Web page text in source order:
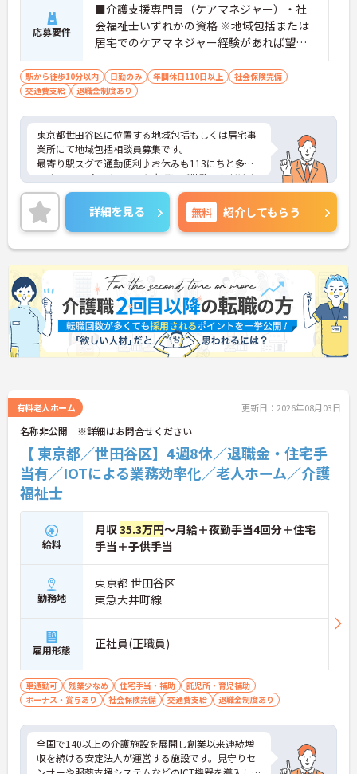
応募要件
■介護支援専門員（ケアマネジャー）・社
会福祉士いずれかの資格 ※地域包括または
居宅でのケアマネジャー経験があれば望ま
しい
駅から徒歩10分以内 日勤のみ 年間休日110日以上
社会保険完備
交通費支給
退職金制度あり
東京都世田谷区に位置する地域包括もしくは居宅事
業所にて地域包括相談員募集です。
最寄り駅スグで通勤便利♪お休みも113にちと多め
ですので、プライベートを大切にご勤務いただけま
す。
ご興味ある方には、面接対策ポイントなど、さらに
詳細をお話しいたしますのでお気軽にご相談くださ
い！
詳細を見る 無料 紹介してもらう
有料老人ホーム 更新日：2026年08月03日
名称非公開 ※詳細はお問合せください
【 東京都／世田谷区】4週8休／退職金・住宅手
当有／IOTによる業務効率化／老人ホーム／介護
福祉士
給料
月収35.3万円～月給＋夜勤手当4回分＋住宅
手当＋子供手当
勤務地
東京都 世田谷区
東急大井町線
雇用形態 正社員(正職員)
車通勤可 残業少なめ 住宅手当・補助
託児所・育児補助
ボーナス・賞与あり
社会保険完備 交通費支給 退職金制度あり
全国で140以上の介護施設を展開し創業以来連続増
収を続ける安定法人が運営する施設です。見守りセ